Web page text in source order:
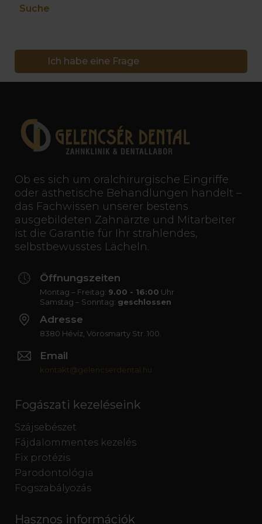
Suche
Ich habe eine Frage
Ob es sich um oralchirurgische Eingriffe
oder ästhetische Behandlungen handelt –
das Fachwissen unserer bestens
ausgebildeten Zahnärzte und Mitarbeiter
ist die Garantie für Ihr strahlendes,
selbstbewusstes Lächeln.
Öffnungszeiten
Montag – Freitag: 9.00 - 16:00 Uhr
Samstag – Sonntag: geschlossen
Adresse
8380 Hévíz, Vörösmarty Str. 100.
Email
kontakt@gelencserdental.hu
Fogászati kezeléseink
Szájsebészet
Fájdalommentes kezelés
Fix protézis
Parodontológia
Fogszabályozás
Hasznos információk